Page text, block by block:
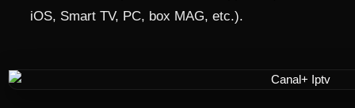
iOS, Smart TV, PC, box MAG, etc.).